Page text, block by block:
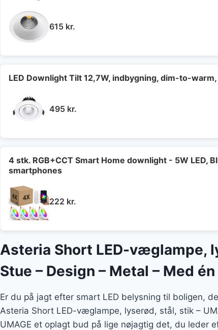
615 kr.
LED Downlight Tilt 12,7W, indbygning, dim-to-
495 kr.
4 stk. RGB+CCT Smart Home downlight - 5W LED,
smartphones
222 kr.
Asteria Short LED-væglampe,
Stue – Design – Metal – Med
Er du på jagt efter smart LED belysning til boligen,
Asteria Short LED-væglampe, lyserød, stål, stik –
UMAGE et oplagt bud på lige nøjagtig det, du leder